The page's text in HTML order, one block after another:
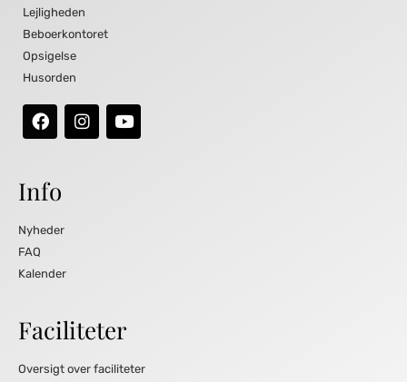
Lejligheden
Beboerkontoret
Opsigelse
Husorden
Info
Nyheder
FAQ
Kalender
Faciliteter
Oversigt over faciliteter